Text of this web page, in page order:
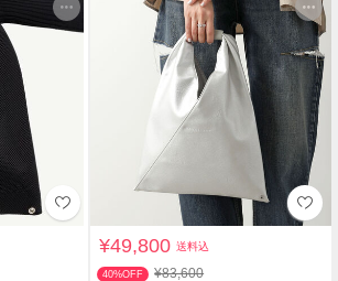
¥49,800送料込
40%OFF ¥83,600